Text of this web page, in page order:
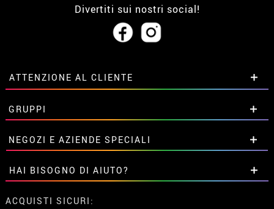
Divertiti sui nostri social!
ATTENZIONE AL CLIENTE
• Su di noi
• Condizioni di vendita
• Avviso legale privacy
• Attenzione al cliente
• Utilizzo dei cookies
•Impostazioni dei cookie
GRUPPI
Sconti speciali per gruppi.
Contattaci qui
NEGOZI E AZIENDE SPECIALI
Sconti speciali per gruppi.
Contattaci qui
HAI BISOGNO DI AIUTO?
Non ho ancora fatto l'ordine
ACQUISTI SICURI: